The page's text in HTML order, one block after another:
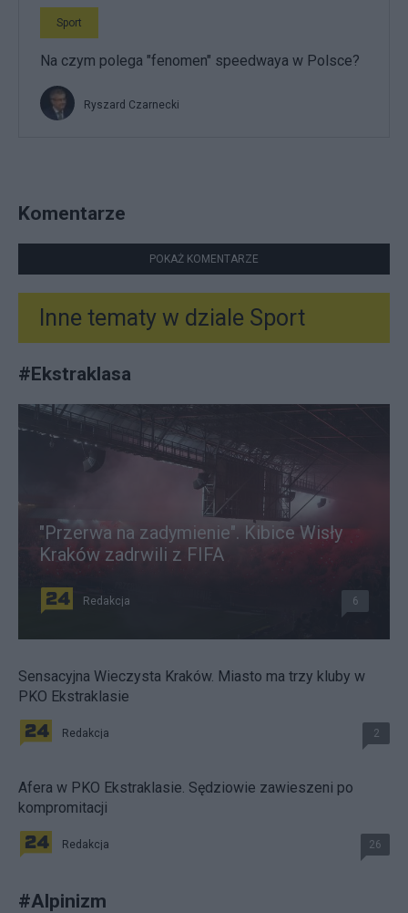
Sport
Na czym polega "fenomen" speedwaya w Polsce?
Ryszard Czarnecki
Komentarze
POKAŻ KOMENTARZE
Inne tematy w dziale Sport
#Ekstraklasa
"Przerwa na zadymienie". Kibice Wisły
Kraków zadrwili z FIFA
Redakcja 6
Sensacyjna Wieczysta Kraków. Miasto ma trzy kluby w
PKO Ekstraklasie
Redakcja 2
Afera w PKO Ekstraklasie. Sędziowie zawieszeni po
kompromitacji
Redakcja 26
#Alpinizm